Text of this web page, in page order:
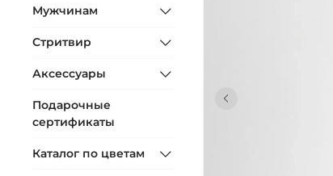
Мужчинам
Стритвир
Аксессуары
Подарочные
сертификаты
Каталог по цветам